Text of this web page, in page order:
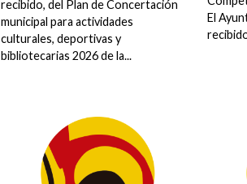
recibido, del Plan de Concertación
municipal para actividades
culturales, deportivas y
bibliotecarias 2026 de la...
El